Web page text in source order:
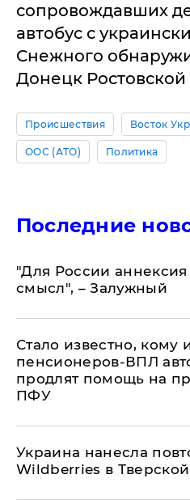
сопровождавших
автобус с
Снежного
Донецк
Происшествия Восток
ООС (АТО) Политика
Последние
"Для России
смысл", – Залужный
Стало известно, кому
пенсионеров-ВПЛ
продлят помощь на
ПФУ
Украина нанесла
Wildberries в